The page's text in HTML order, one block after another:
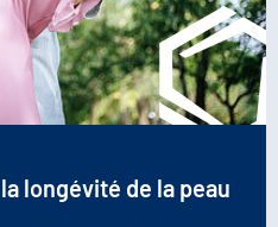
longévité de la peau